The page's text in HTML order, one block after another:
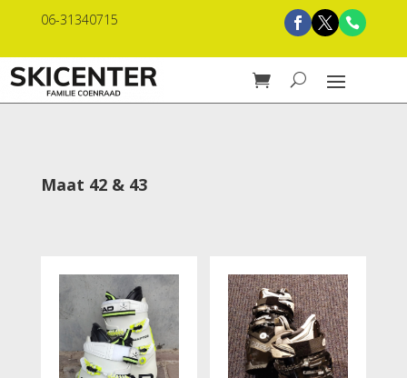
06-31340715
Maat 42 & 43